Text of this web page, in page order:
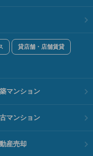
貸店舗・店舗賃貸
マンション
マンション
産売却